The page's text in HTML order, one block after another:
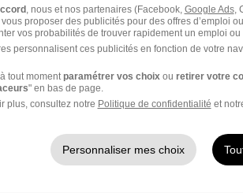
Spécialisé -
, nous et nos partenaires (Facebook, Google Ads,
proposer des publicités pour des offres d’emploi
vos probabilités de trouver rapidement un emploi ou
personnalisent ces publicités en fonction de votre
tout moment paramétrer vos choix ou retirer votre
" en bas de page.
plus, consultez notre Politique de confidentialité et
Personnaliser mes choix